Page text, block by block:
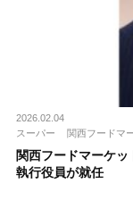
2026.02.04
スーパー
関西フードマ
関西フードマーケ
執行役員が就任